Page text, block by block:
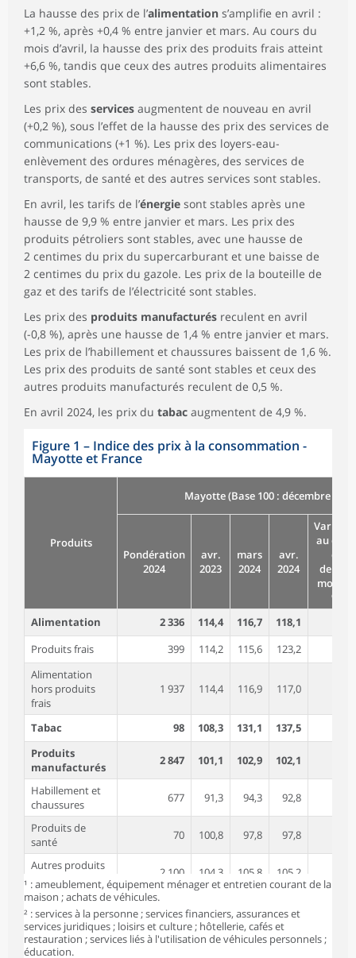
La hausse des prix de l’alimentation s’amplifie en avril :
+1,2 %, après +0,4 % entre janvier et mars. Au cours du
mois d’avril, la hausse des prix des produits frais atteint
+6,6 %, tandis que ceux des autres produits alimentaires
sont stables.
Les prix des services augmentent de nouveau en avril
(+0,2 %), sous l’effet de la hausse des prix des services de
communications (+1 %). Les prix des loyers-eau-
enlèvement des ordures ménagères, des services de
transports, de santé et des autres services sont stables.
En avril, les tarifs de l’énergie sont stables après une
hausse de 9,9 % entre janvier et mars. Les prix des
produits pétroliers sont stables, avec une hausse de
2 centimes du prix du supercarburant et une baisse de
2 centimes du prix du gazole. Les prix de la bouteille de
gaz et des tarifs de l’électricité sont stables.
Les prix des produits manufacturés reculent en avril
(-0,8 %), après une hausse de 1,4 % entre janvier et mars.
Les prix de l’habillement et chaussures baissent de 1,6 %.
Les prix des produits de santé sont stables et ceux des
autres produits manufacturés reculent de 0,5 %.
En avril 2024, les prix du tabac augmentent de 4,9 %.
Figure 1 – Indice des prix à la consommation -
Mayotte et France
Produits
Mayotte (Base 100 : décembre
Pondération
2024
avr.
2023
mars
2024
avr.
2024
au
du
dernier
mois
%)
Alimentation
2 336 114,4 116,7 118,1
Produits frais
399 114,2 115,6 123,2
Alimentation
hors produits
frais
1 937 114,4 116,9 117,0
Tabac 98 108,3 131,1 137,5
Produits
manufacturés
2 847 101,1 102,9 102,1
Habillement et
chaussures
677 91,3 94,3 92,8
Produits de
santé
70 100,8 97,8 97,8
Autres produits
manufacturés¹
2 100 104,3 105,8 105,2
Énergie
dont Produits
pétroliers
549 110,5 110,2 110,3
¹ : ameublement, équipement ménager et entretien courant de la
maison ; achats de véhicules.
² : services à la personne ; services financiers, assurances et
services juridiques ; loisirs et culture ; hôtellerie, cafés et
restauration ; services liés à l'utilisation de véhicules personnels ;
éducation.